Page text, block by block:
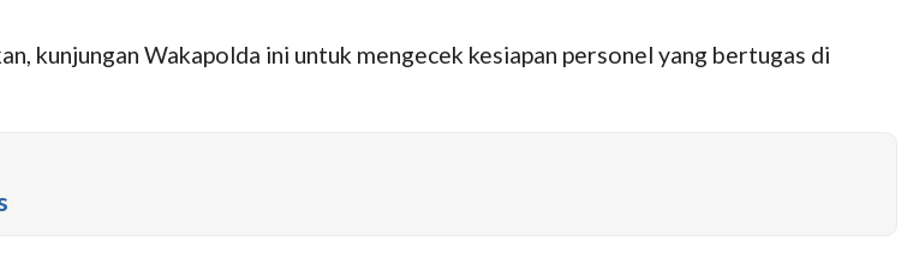
kunjungan Wakapolda ini untuk mengecek kesiapan personel yang bertugas di